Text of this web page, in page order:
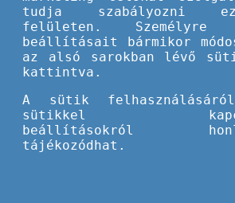
A digitalizáció
az ehhez tartozó
a digitális átállás
azok a
jártasságot és a
Ha te is fontosnak
tudja szabályozni
felületen. Személyre
beállításait bármikor
az alsó sarokban lévő
kattintva.
A sütik
sütikkel
beállításokról
tájékozódhat.